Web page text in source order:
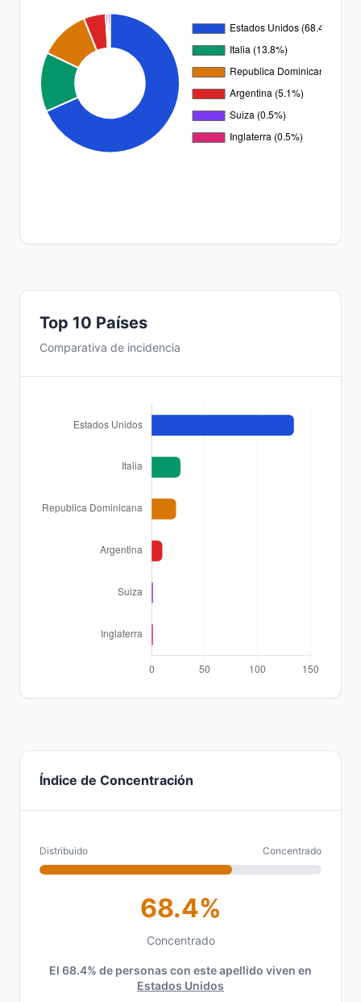
Top 10 Países
Comparativa de incidencia
Índice de Concentración
Distribuido Concentrado
68.4%
Concentrado
El 68.4% de personas con este apellido viven en
Estados Unidos